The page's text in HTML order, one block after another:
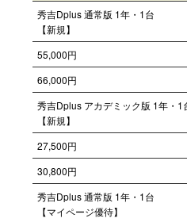
秀吉Dplus 通常版 1年・1台
【新規】
55,000円
66,000円
秀吉Dplus アカデミック版 1年・1
【新規】
27,500円
30,800円
秀吉Dplus 通常版 1年・1台
【マイページ優待】